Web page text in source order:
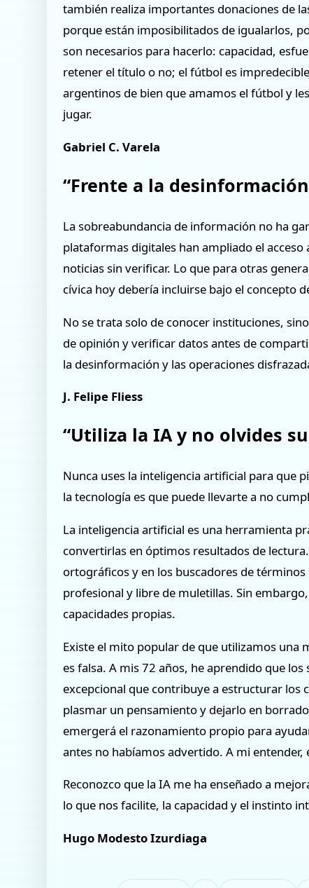
también realiza importantes donaciones de
porque están imposibilitados de igualarlos,
son necesarios para hacerlo: capacidad,
retener el título o no; el fútbol es
argentinos de bien que amamos el fútbol y
jugar.
Gabriel C. Varela
“Frente a la
La sobreabundancia de información no ha
plataformas digitales han ampliado el
noticias sin verificar. Lo que para otras
cívica hoy debería incluirse bajo el concepto
No se trata solo de conocer instituciones,
de opinión y verificar datos antes de
la desinformación y las operaciones
J. Felipe Fliess
“Utiliza la IA y no olvides
Nunca uses la inteligencia artificial para que
la tecnología es que puede llevarte a no
La inteligencia artificial es una herramienta
convertirlas en óptimos resultados de
ortográficos y en los buscadores de
profesional y libre de muletillas. Sin
capacidades propias.
Existe el mito popular de que utilizamos
es falsa. A mis 72 años, he aprendido que
excepcional que contribuye a estructurar los
plasmar un pensamiento y dejarlo en
emergerá el razonamiento propio para
antes no habíamos advertido. A mi
Reconozco que la IA me ha enseñado a
lo que nos facilite, la capacidad y el instinto
Hugo Modesto Izurdiaga